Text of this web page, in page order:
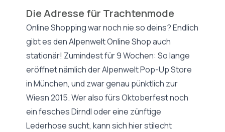
Die Adresse für Trachtenmode
Online Shopping war noch nie so deins? Endlich
gibt es den Alpenwelt Online Shop auch
stationär! Zumindest für 9 Wochen: So lange
eröffnet nämlich der Alpenwelt Pop-Up Store
in München, und zwar genau pünktlich zur
Wiesn 2015. Wer also fürs Oktoberfest noch
ein fesches Dirndl oder eine zünftige
Lederhose sucht, kann sich hier stilecht